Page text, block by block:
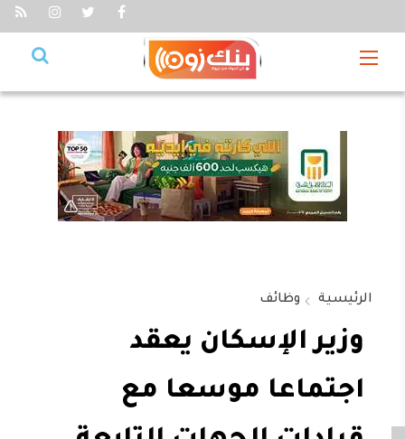
الرئيسية وظائف
وزير الإسكان يعقد
اجتماعا موسعا مع